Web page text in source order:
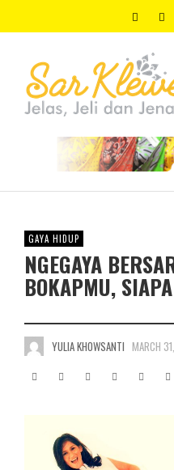
GAYA HIDUP
NGEGAYA
BOKAPMU,
YULIA KHOWSANTI MARCH